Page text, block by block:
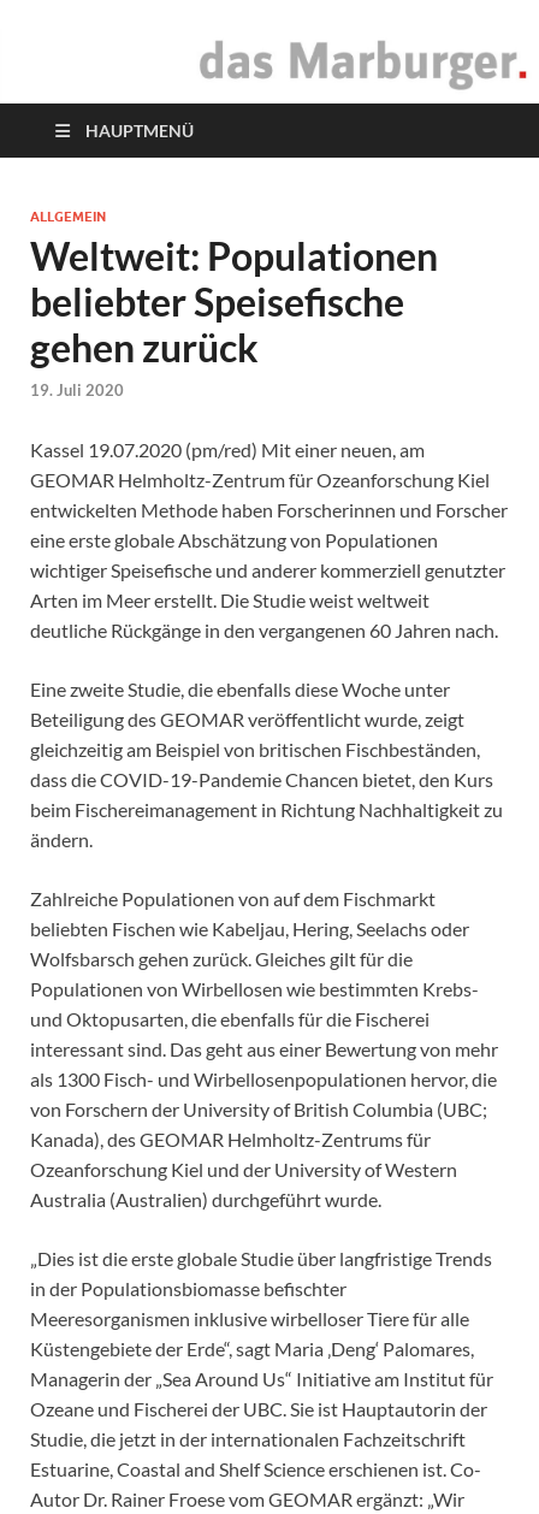
das Marburger.
HAUPTMENÜ
ALLGEMEIN
Weltweit: Populationen
beliebter Speisefische
gehen zurück
19. Juli 2020
Kassel 19.07.2020 (pm/red) Mit einer neuen, am
GEOMAR Helmholtz-Zentrum für Ozeanforschung Kiel
entwickelten Methode haben Forscherinnen und Forscher
eine erste globale Abschätzung von Populationen
wichtiger Speisefische und anderer kommerziell genutzter
Arten im Meer erstellt. Die Studie weist weltweit
deutliche Rückgänge in den vergangenen 60 Jahren nach.
Eine zweite Studie, die ebenfalls diese Woche unter
Beteiligung des GEOMAR veröffentlicht wurde, zeigt
gleichzeitig am Beispiel von britischen Fischbeständen,
dass die COVID-19-Pandemie Chancen bietet, den Kurs
beim Fischereimanagement in Richtung Nachhaltigkeit zu
ändern.
Zahlreiche Populationen von auf dem Fischmarkt
beliebten Fischen wie Kabeljau, Hering, Seelachs oder
Wolfsbarsch gehen zurück. Gleiches gilt für die
Populationen von Wirbellosen wie bestimmten Krebs-
und Oktopusarten, die ebenfalls für die Fischerei
interessant sind. Das geht aus einer Bewertung von mehr
als 1300 Fisch- und Wirbellosenpopulationen hervor, die
von Forschern der University of British Columbia (UBC;
Kanada), des GEOMAR Helmholtz-Zentrums für
Ozeanforschung Kiel und der University of Western
Australia (Australien) durchgeführt wurde.
„Dies ist die erste globale Studie über langfristige Trends
in der Populationsbiomasse befischter
Meeresorganismen inklusive wirbelloser Tiere für alle
Küstengebiete der Erde“, sagt Maria ‚Deng‘ Palomares,
Managerin der „Sea Around Us“ Initiative am Institut für
Ozeane und Fischerei der UBC. Sie ist Hauptautorin der
Studie, die jetzt in der internationalen Fachzeitschrift
Estuarine, Coastal and Shelf Science erschienen ist. Co-
Autor Dr. Rainer Froese vom GEOMAR ergänzt: „Wir